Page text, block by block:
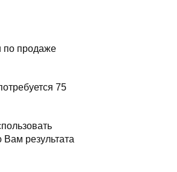
по продаже
75
Вам результата